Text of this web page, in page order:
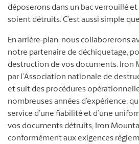
déposerons dans un bac verrouillé et
soient détruits. C’est aussi simple
En arrière-plan, nous collaborerons
notre partenaire de déchiquetage,
destruction de vos documents. Iron
par l’Association nationale de
et suit des procédures
nombreuses années d’expérience,
service d’une fiabilité et d’une
vos documents détruits, Iron
conformément aux exigences